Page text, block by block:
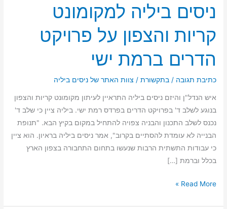
ניסים ביליה למקומונט
קריות והצפון על פרויקט
הדרים ברמת ישי
כתיבת תגובה /בתקשורת / צוות האתר של ניסים ביליה
איש הנדל"ן והיזם ניסים ביליה התראיין לעיתון מקומונט קריות והצפון
בנוגע לשלב ד' בפרויקט הדרים בפרדס רמת ישי. ביליה ציין כי שלב ד'
נכנס לשלב התכנון והבניה צפויה להתחיל במקום בקיץ הבא. "תנופת
הבנייה לא עומדת להסתיים בקרוב", אמר ניסים ביליה בראיון. הוא ציין
כי עבודות התשתית הרבות שנעשו בתחום התחבורה בצפון הארץ
בכלל וברמת […]
Read More »